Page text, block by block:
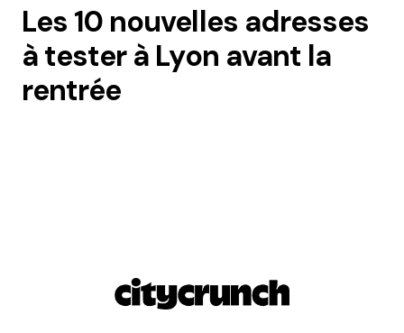
Les 10 nouvelles adresses
à tester à Lyon avant la
rentrée